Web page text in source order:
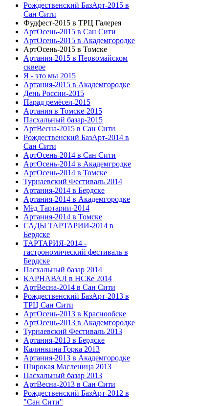
Рождественский БазАрт-2015 в
Сан Сити
Фудфест-2015 в ТРЦ Галерея
АртОсень-2015 в Сан Сити
АртОсень-2015 в Академгородке
АртОсень-2015 в Томске
Артания-2015 в Первомайском
сквере
Я - это мы 2015
Артания-2015 в Академгородке
День России-2015
Парад ремёсел-2015
Артания в Томске-2015
Пасхальный базар-2015
АртВесна-2015 в Сан Сити
Рождественский БазАрт-2014 в
Сан Сити
АртОсень-2014 в Сан Сити
АртОсень-2014 в Академгродке
АртОсень-2014 в Томске
Турнаевский Фестиваль 2014
Артания-2014 в Бердске
Артания-2014 в Академгородке
Мёд Тартарии-2014
Артания-2014 в Томске
САДЫ ТАРТАРИИ-2014 в
Бердске
ТАРТАРИЯ-2014 -
гастрономический фестиваль в
Бердске
Пасхальный базар 2014
КАРНАВАЛ в НСКе 2014
АртВесна-2014 в Сан Сити
Рождественский БазАрт-2013 в
ТРЦ Сан Сити
АртОсень-2013 в Краснообске
АртОсень-2013 в Академгородке
Турнаевский Фестиваль 2013
Артания-2013 в Бердске
Калинкина Горка 2013
Артания-2013 в Академгородке
Широкая Масленица 2013
Пасхальный базар 2013
АртВесна-2013 в Сан Сити
Рождественский БазАрт-2012 в
"Сан Сити"